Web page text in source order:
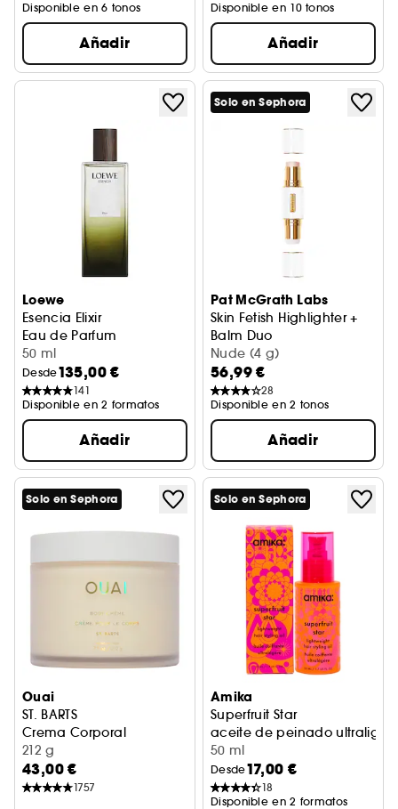
Disponible en 6 tonos
Añadir
Disponible en 10 tonos
Añadir
Loewe
Esencia Elixir
Eau de Parfum
50 ml
Desde135,00 €
141
Disponible en 2 formatos
Añadir
Solo en Sephora
Pat McGrath Labs
Skin Fetish Highlighter +
Balm Duo
Iluminador + bálsamo facial
Nude (4 g)
56,99 €
28
Disponible en 2 tonos
Añadir
Solo en Sephora
Ouai
ST. BARTS
Crema Corporal
212 g
43,00 €
1757
Solo en Sephora
Amika
Superfruit Star
aceite de peinado
50 ml
Desde17,00 €
18
Disponible en 2 formatos